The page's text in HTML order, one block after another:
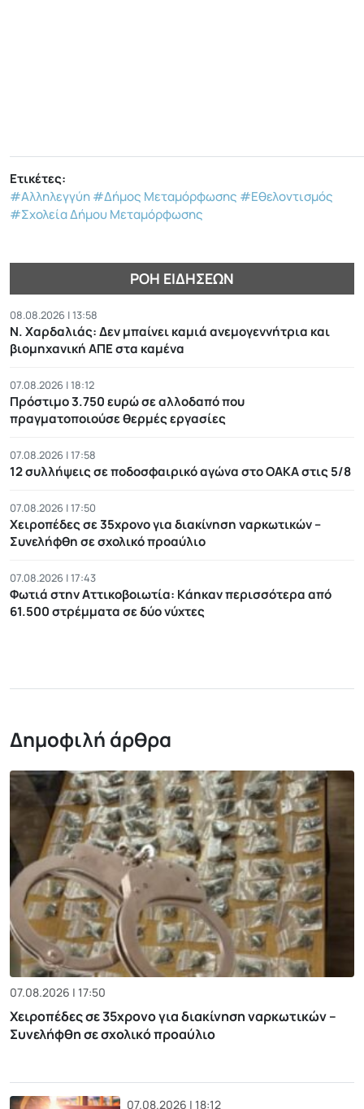
Ετικέτες:
#Αλληλεγγύη#Δήμος Μεταμόρφωσης #Εθελοντισμός
#Σχολεία Δήμου Μεταμόρφωσης
ΡΟΉ ΕΙΔΉΣΕΩΝ
08.08.2026 | 13:58
Ν. Χαρδαλιάς: Δεν μπαίνει καμιά ανεμογεννήτρια και
βιομηχανική ΑΠΕ στα καμένα
07.08.2026 | 18:12
Πρόστιμο 3.750 ευρώ σε αλλοδαπό που
πραγματοποιούσε θερμές εργασίες
07.08.2026 | 17:58
12 συλλήψεις σε ποδοσφαιρικό αγώνα στο ΟΑΚΑ στις 5/8
07.08.2026 | 17:50
Χειροπέδες σε 35χρονο για διακίνηση ναρκωτικών –
Συνελήφθη σε σχολικό προαύλιο
07.08.2026 | 17:43
Φωτιά στην Αττικοβοιωτία: Kάηκαν περισσότερα από
61.500 στρέμματα σε δύο νύχτες
Δημοφιλή άρθρα
07.08.2026 | 17:50
Χειροπέδες σε 35χρονο για διακίνηση ναρκωτικών –
Συνελήφθη σε σχολικό προαύλιο
07.08.2026 | 18:12